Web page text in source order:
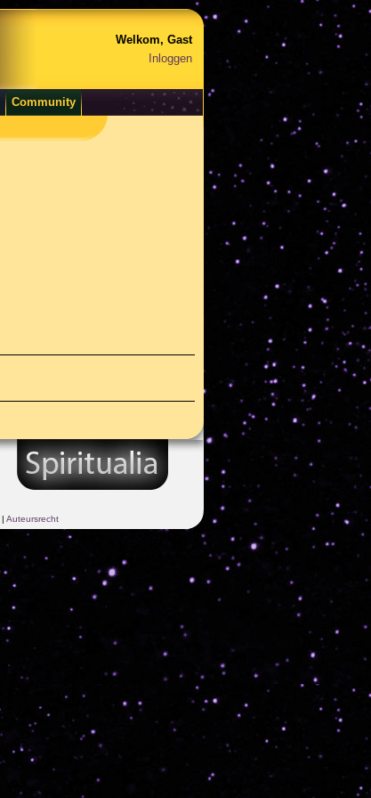
Welkom, Gast
Inloggen
Community
| Auteursrecht